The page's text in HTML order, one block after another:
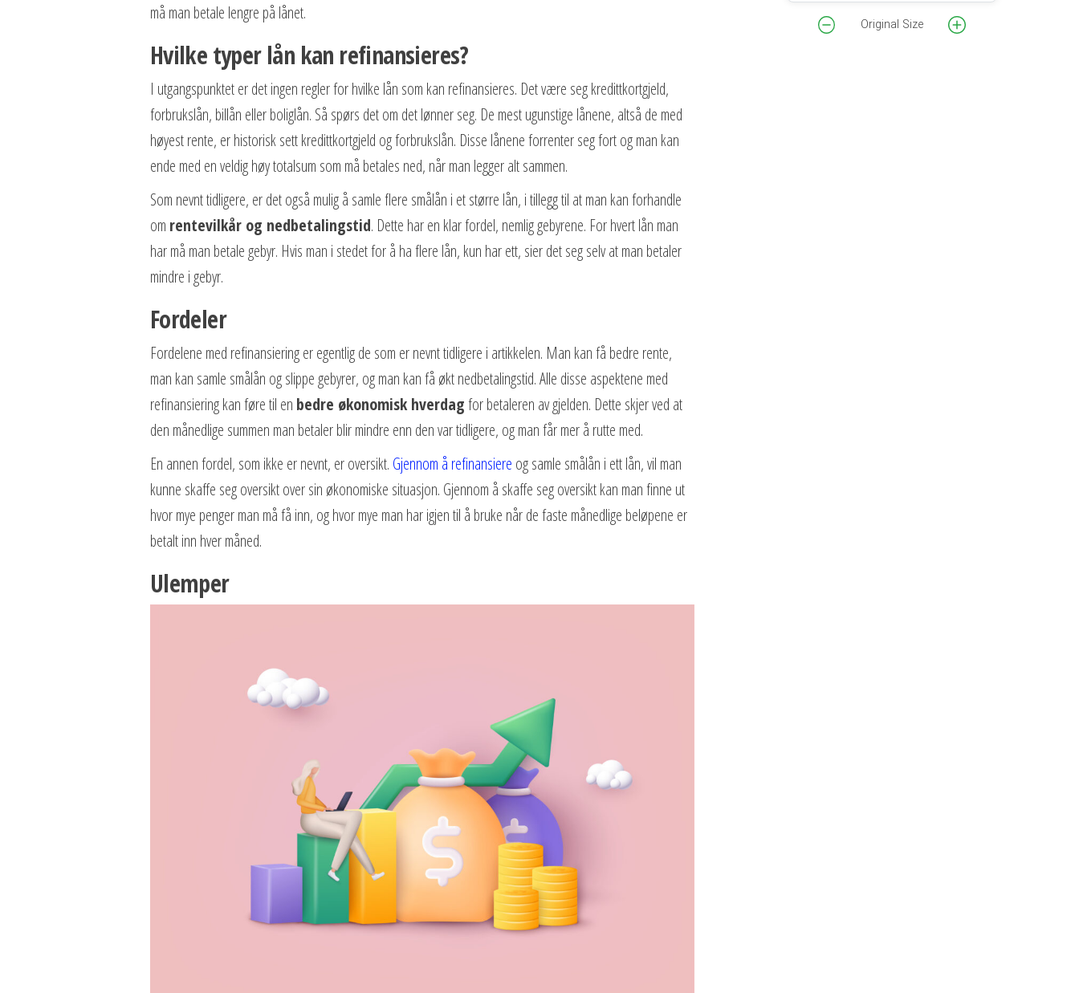
må man betale lengre på lånet.
Hvilke typer lån kan refinansieres?
I utgangspunktet er det ingen regler for hvilke lån som kan refinansieres. Det være seg kredittkortgjeld,
forbrukslån, billån eller boliglån. Så spørs det om det lønner seg. De mest ugunstige lånene, altså de med
høyest rente, er historisk sett kredittkortgjeld og forbrukslån. Disse lånene forrenter seg fort og man kan
ende med en veldig høy totalsum som må betales ned, når man legger alt sammen.
Som nevnt tidligere, er det også mulig å samle flere smålån i et større lån, i tillegg til at man kan forhandle
om rentevilkår og nedbetalingstid. Dette har en klar fordel, nemlig gebyrene. For hvert lån man
har må man betale gebyr. Hvis man i stedet for å ha flere lån, kun har ett, sier det seg selv at man betaler
mindre i gebyr.
Fordeler
Fordelene med refinansiering er egentlig de som er nevnt tidligere i artikkelen. Man kan få bedre rente,
man kan samle smålån og slippe gebyrer, og man kan få økt nedbetalingstid. Alle disse aspektene med
refinansiering kan føre til en bedre økonomisk hverdagfor betaleren av gjelden. Dette skjer ved at
den månedlige summen man betaler blir mindre enn den var tidligere, og man får mer å rutte med.
En annen fordel, som ikke er nevnt, er oversikt. Gjennom å refinansiere og samle smålån i ett lån, vil man
kunne skaffe seg oversikt over sin økonomiske situasjon. Gjennom å skaffe seg oversikt kan man finne ut
hvor mye penger man må få inn, og hvor mye man har igjen til å bruke når de faste månedlige beløpene er
betalt inn hver måned.
Ulemper
Original Size